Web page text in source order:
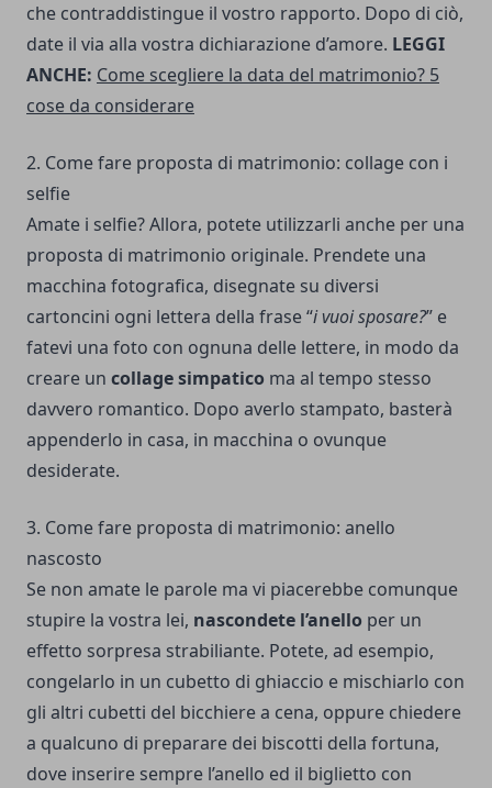
che contraddistingue il vostro rapporto. Dopo di ciò,
date il via alla vostra dichiarazione d’amore. LEGGI
ANCHE: Come scegliere la data del matrimonio? 5
cose da considerare
2. Come fare proposta di matrimonio: collage con i
selfie
Amate i selfie? Allora, potete utilizzarli anche per una
proposta di matrimonio originale. Prendete una
macchina fotografica, disegnate su diversi
cartoncini ogni lettera della frase “i vuoi sposare?” e
fatevi una foto con ognuna delle lettere, in modo da
creare un collage simpatico ma al tempo stesso
davvero romantico. Dopo averlo stampato, basterà
appenderlo in casa, in macchina o ovunque
desiderate.
3. Come fare proposta di matrimonio: anello
nascosto
Se non amate le parole ma vi piacerebbe comunque
stupire la vostra lei, nascondete l’anello per un
effetto sorpresa strabiliante. Potete, ad esempio,
congelarlo in un cubetto di ghiaccio e mischiarlo con
gli altri cubetti del bicchiere a cena, oppure chiedere
a qualcuno di preparare dei biscotti della fortuna,
dove inserire sempre l’anello ed il biglietto con